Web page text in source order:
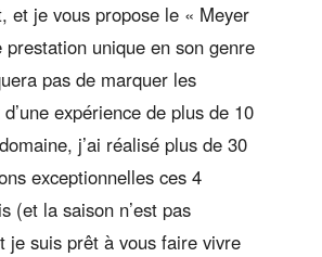
et je vous propose le « Meyer
prestation unique en son genre
pas de marquer les
expérience de plus de 10
j’ai réalisé plus de 30
exceptionnelles ces 4
(et la saison n’est pas
je suis prêt à vous faire vivre